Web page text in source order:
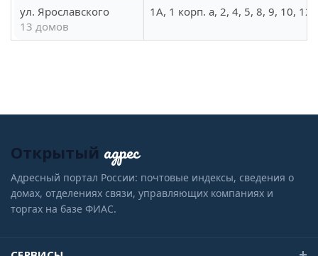
ул. Ярославского
13 домов
1А, 1 корп. а, 2, 4, 5, 8, 9, 10,
Открытый адрес
Адресный портал России: почтовые индексы, сведения о
домах, отделениях связи, управляющих компаниях и
торгах на базе ФИАС.